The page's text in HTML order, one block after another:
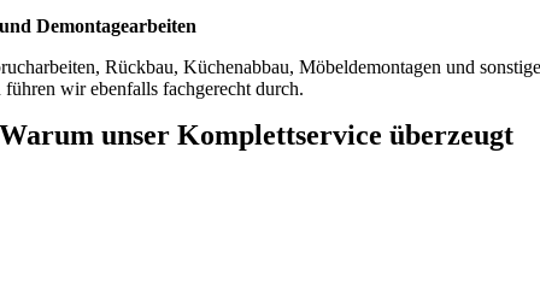
Demontagearbeiten
Rückbau, Küchenabbau, Möbeldemontagen und sonstige
führen wir ebenfalls fachgerecht durch.
Warum unser Komplettservice überzeugt